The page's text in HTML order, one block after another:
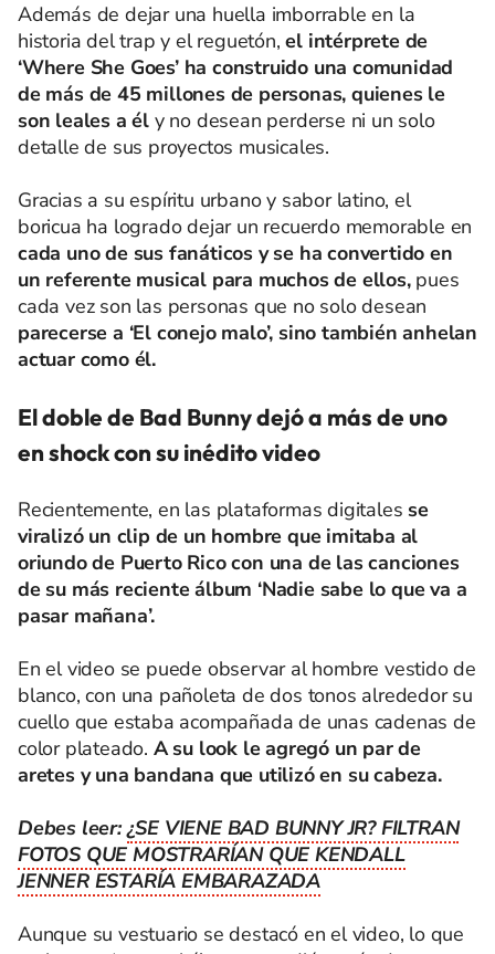
Además de dejar una huella imborrable en la
historia del trap y el reguetón,el intérprete de
‘Where She Goes’ ha construido una comunidad
de más de 45 millones de personas, quienes le
son leales a él y no desean perderse ni un solo
detalle de sus proyectos musicales.
Gracias a su espíritu urbano y sabor latino, el
boricua ha logrado dejar un recuerdo memorable en
cada uno de sus fanáticos y se ha convertido en
un referente musical para muchos de ellos,pues
cada vez son las personas que no solo desean
parecerse a ‘El conejo malo’, sino también anhelan
actuar como él.
El doble de Bad Bunny dejó a más de uno
en shock con su inédito video
Recientemente, en las plataformas digitales se
viralizó un clip de un hombre que imitaba al
oriundo de Puerto Rico con una de las canciones
de su más reciente álbum ‘Nadie sabe lo que va a
pasar mañana’.
En el video se puede observar al hombre vestido de
blanco, con una pañoleta de dos tonos alrededor su
cuello que estaba acompañada de unas cadenas de
color plateado. A su look le agregó un par de
aretes y una bandana que utilizó en su cabeza.
Debes leer:¿SE VIENE BAD BUNNY JR? FILTRAN
FOTOS QUE MOSTRARÍAN QUE KENDALL
JENNER ESTARÍA EMBARAZADA
Aunque su vestuario se destacó en el video, lo que